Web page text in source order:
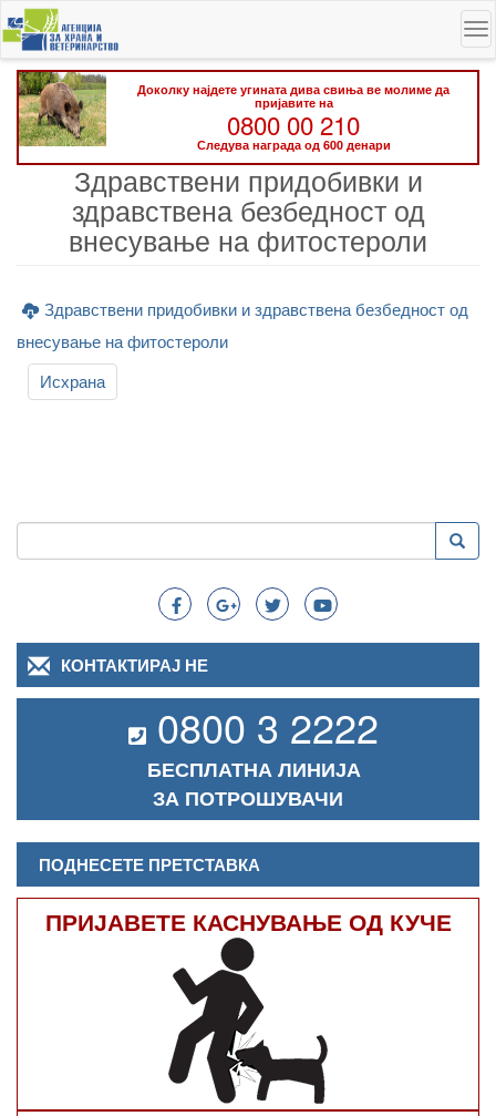
Skip
to
main
content
Доколку најдете угината дива свиња ве молиме да
пријавите на
0800 00 210
Следува награда од 600 денари
Здравствени придобивки и
здравствена безбедност од
внесување на фитостероли
Здравствени придобивки и здравствена безбедност од
внесување на фитостероли
Исхрана
Search
Пребарување
КОНТАКТИРАЈ НЕ
0800 3 2222
БЕСПЛАТНА ЛИНИЈА
ЗА ПОТРОШУВАЧИ
ПОДНЕСЕТЕ ПРЕТСТАВКА
ПРИЈАВЕТЕ КАСНУВАЊЕ ОД КУЧЕ